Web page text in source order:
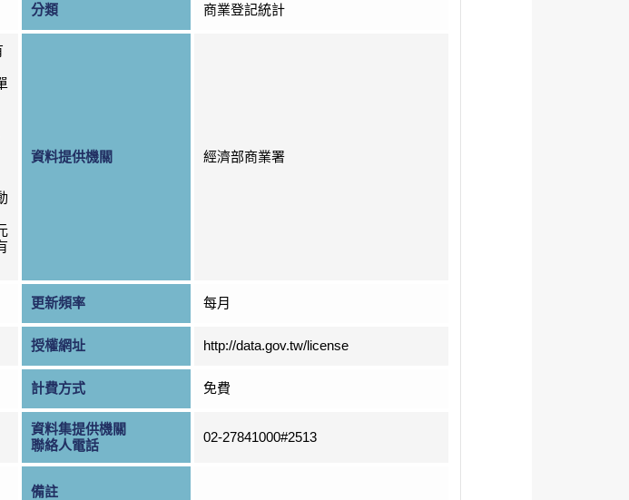
分類 商業登記統計
資料提供機關 經濟部商業署
更新頻率 每月
授權網址 http://data.gov.tw/license
計費方式 免費
資料集提供機關
聯絡人電話
02-27841000#2513
備註